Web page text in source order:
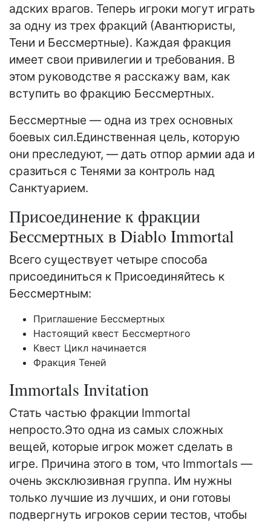
адских врагов. Теперь игроки могут играть
за одну из трех фракций (Авантюристы,
Тени и Бессмертные). Каждая фракция
имеет свои привилегии и требования. В
этом руководстве я расскажу вам, как
вступить во фракцию Бессмертных.
Бессмертные — одна из трех основных
боевых сил.Единственная цель, которую
они преследуют, — дать отпор армии ада и
сразиться с Тенями за контроль над
Санктуарием.
Присоединение к фракции
Бессмертных в Diablo Immortal
Всего существует четыре способа
присоединиться к Присоединяйтесь к
Бессмертным:
Приглашение Бессмертных
Настоящий квест Бессмертного
Квест Цикл начинается
Фракция Теней
Immortals Invitation
Стать частью фракции Immortal
непросто.Это одна из самых сложных
вещей, которые игрок может сделать в
игре. Причина этого в том, что Immortals —
очень эксклюзивная группа. Им нужны
только лучшие из лучших, и они готовы
подвергнуть игроков серии тестов, чтобы